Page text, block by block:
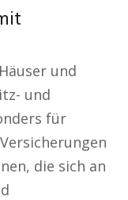
und
und
für
die sich an